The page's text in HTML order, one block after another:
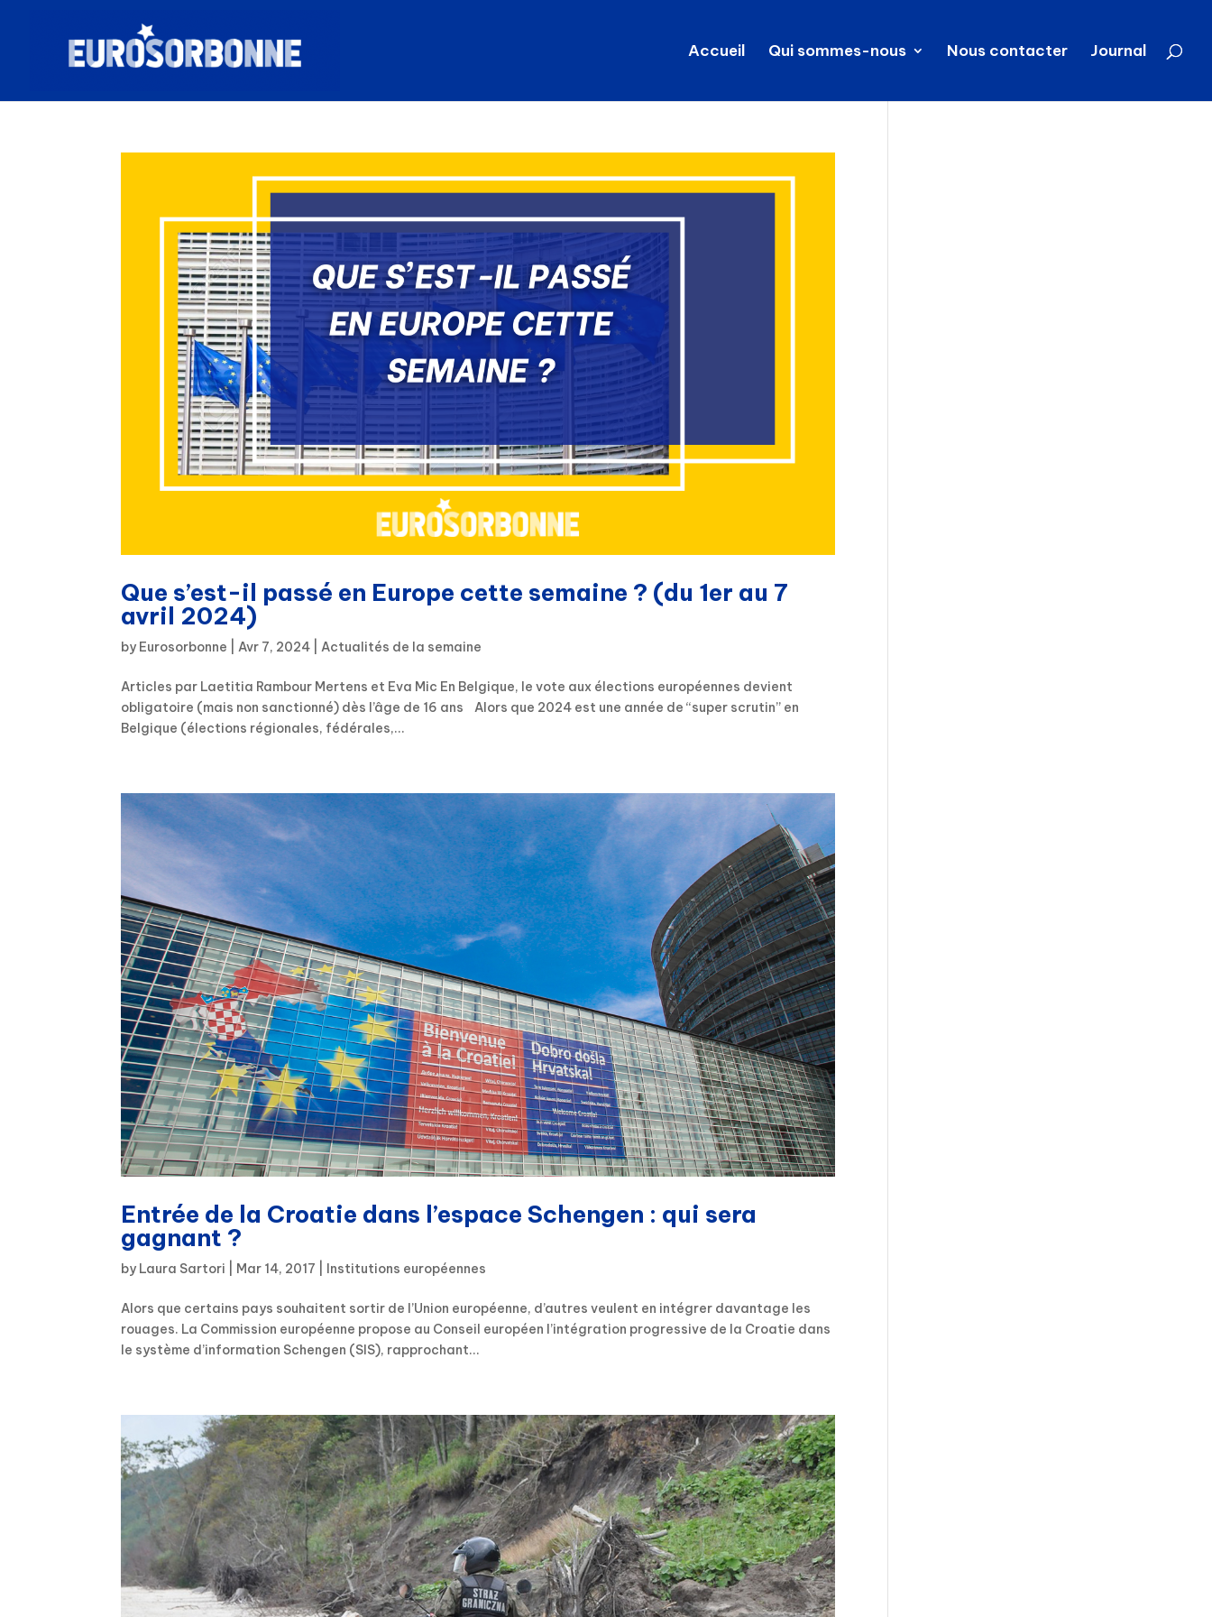
Accueil Qui sommes-nous Nous contacter Journal
Que s’est-il passé en Europe cette semaine ? (du 1er au 7
avril 2024)
by Eurosorbonne |Avr 7, 2024 |Actualités de la semaine
Articles par Laetitia Rambour Mertens et Eva Mic En Belgique, le vote aux élections européennes devient
obligatoire (mais non sanctionné) dès l’âge de 16 ans Alors que 2024 est une année de “super scrutin” en
Belgique (élections régionales, fédérales,...
Entrée de la Croatie dans l’espace Schengen : qui sera
gagnant ?
by Laura Sartori Mar 14, 2017 Institutions européennes
Alors que certains pays souhaitent sortir de l’Union européenne, d’autres veulent en intégrer davantage les
rouages. La Commission européenne propose au Conseil européen l’intégration progressive de la Croatie dans
le système d’information Schengen (SIS), rapprochant...